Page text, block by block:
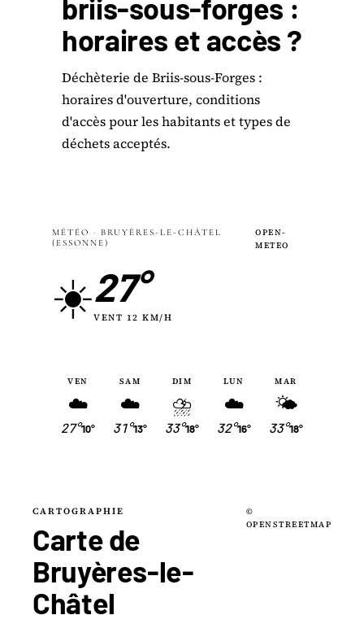
briis-sous-forges :
horaires et accès ?
Déchèterie de Briis-sous-Forges :
horaires d'ouverture, conditions
d'accès pour les habitants et types de
déchets acceptés.
MÉTÉO · BRUYÈRES-LE-CHÂTEL
(ESSONNE)
OPEN-
METEO
☀️27°
VENT 12 KM/H
VEN
☁️
27°10°
SAM
☁️
31°13°
DIM
⛈
33°18°
LUN
☁️
32°16°
MAR
🌤
33°18°
CARTOGRAPHIE
Carte de
Bruyères-le-
Châtel
©
OPENSTREETMAP